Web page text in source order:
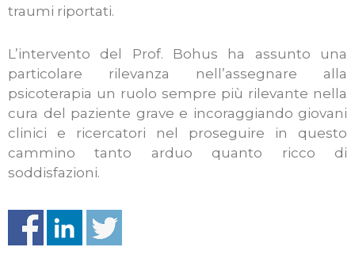
traumi riportati.
L’intervento del Prof. Bohus ha assunto una
particolare rilevanza nell’assegnare alla
psicoterapia un ruolo sempre più rilevante nella
cura del paziente grave e incoraggiando giovani
clinici e ricercatori nel proseguire in questo
cammino tanto arduo quanto ricco di
soddisfazioni.